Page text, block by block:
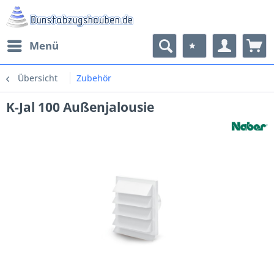
Menü
Übersicht Zubehör
K-Jal 100 Außenjalousie